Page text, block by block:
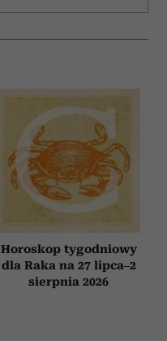
Horoskop tygodniowy
dla Raka na 27 lipca–2
sierpnia 2026